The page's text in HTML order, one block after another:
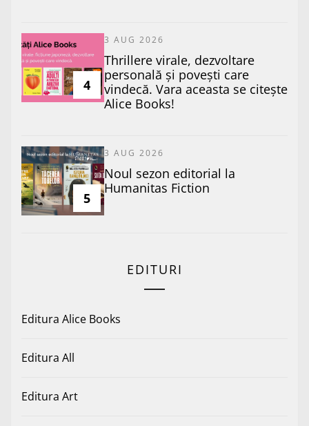
4
3 AUG 2026
Thrillere virale, dezvoltare
personală și povești care
vindecă. Vara aceasta se citește
Alice Books!
5
3 AUG 2026
​Noul sezon editorial la
Humanitas Fiction
EDITURI
Editura Alice Books
Editura All
Editura Art